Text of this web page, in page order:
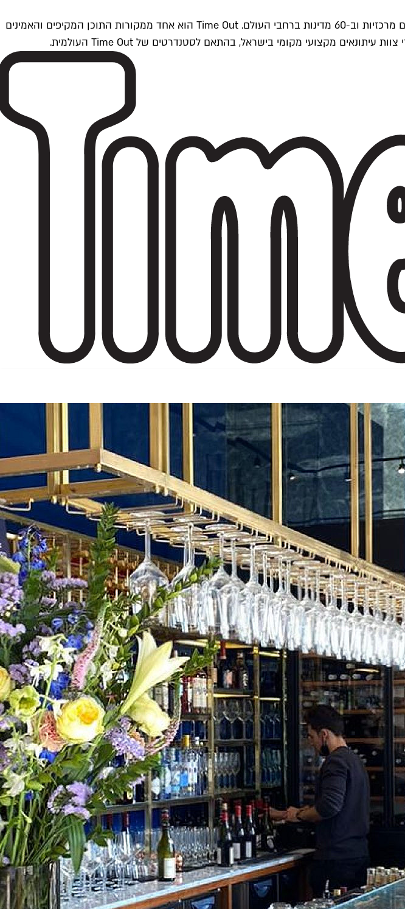
Time Outתל אביב הוא חלק מרשת Time Out Global — רשת מדיה בינלאומית הפועלת ב-360 ערים מרכזיות וב-60 מדינות ברחבי העולם. Time Out הוא אחד ממקורות התוכן המקיפים והאמינים